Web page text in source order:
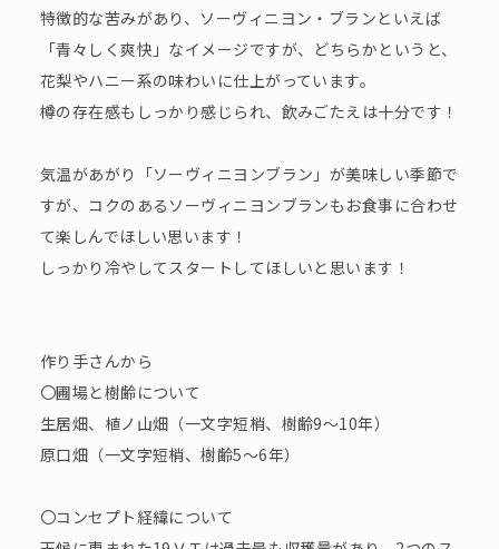
特徴的な苦みがあり、ソーヴィニヨン・ブランといえば
「青々しく爽快」なイメージですが、どちらかというと、
花梨やハニー系の味わいに仕上がっています。
樽の存在感もしっかり感じられ、飲みごたえは十分です！
気温があがり「ソーヴィニヨンブラン」が美味しい季節で
すが、コクのあるソーヴィニヨンブランもお食事に合わせ
て楽しんでほしい思います！
しっかり冷やしてスタートしてほしいと思います！
作り手さんから
〇圃場と樹齢について
生居畑、植ノ山畑（一文字短梢、樹齢9～10年）
原口畑（一文字短梢、樹齢5～6年）
〇コンセプト経緯について